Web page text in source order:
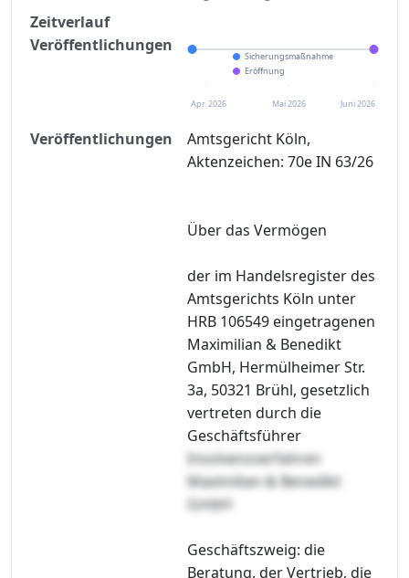
Zeitverlauf
Veröffentlichungen
Sicherungsmaßnahme
Eröffnung
Apr. 2026 Mai 2026 Juni 2026
Veröffentlichungen
Amtsgericht Köln,
Aktenzeichen: 70e IN 63/26
Über das Vermögen
der im Handelsregister des
Amtsgerichts Köln unter
HRB 106549 eingetragenen
Maximilian & Benedikt
GmbH, Hermülheimer Str.
3a, 50321 Brühl, gesetzlich
vertreten durch die
Geschäftsführer
Insolvenzverfahren
Maximilian & Benedikt
GmbH
Geschäftszweig: die
Beratung, der Vertrieb, die